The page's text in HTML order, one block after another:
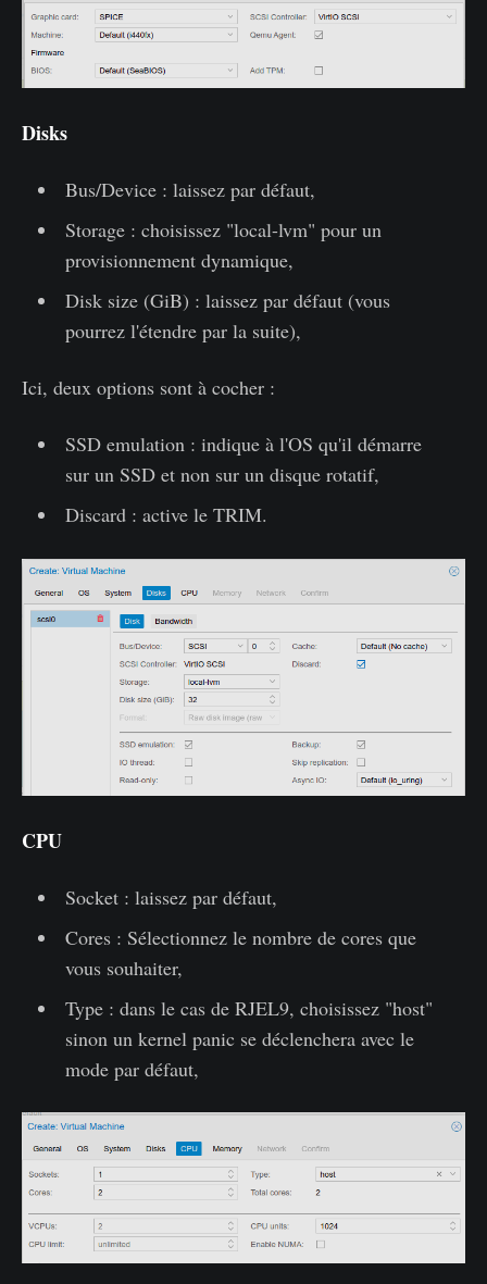
Disks
Bus/Device : laissez par défaut,
Storage : choisissez "local-lvm" pour un
provisionnement dynamique,
Disk size (GiB) : laissez par défaut (vous
pourrez l'étendre par la suite),
Ici, deux options sont à cocher :
SSD emulation : indique à l'OS qu'il démarre
sur un SSD et non sur un disque rotatif,
Discard : active le TRIM.
CPU
Socket : laissez par défaut,
Cores : Sélectionnez le nombre de cores que
vous souhaiter,
Type : dans le cas de RJEL9, choisissez "host"
sinon un kernel panic se déclenchera avec le
mode par défaut,